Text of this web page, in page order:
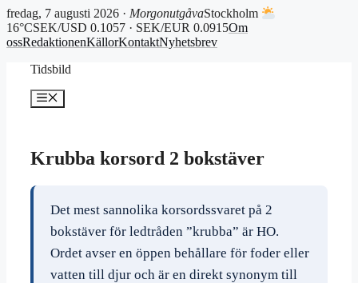
fredag, 7 augusti 2026 · MorgonutgåvaStockholm
16°CSEK/USD 0.1057 · SEK/EUR 0.0915Om
ossRedaktionenKällorKontaktNyhetsbrev
Tidsbild
Meny
Krubba korsord 2 bokstäver
Det mest sannolika korsordssvaret på 2
bokstäver för ledtråden ”krubba” är HO.
Ordet avser en öppen behållare för foder eller
vatten till djur och är en direkt synonym till